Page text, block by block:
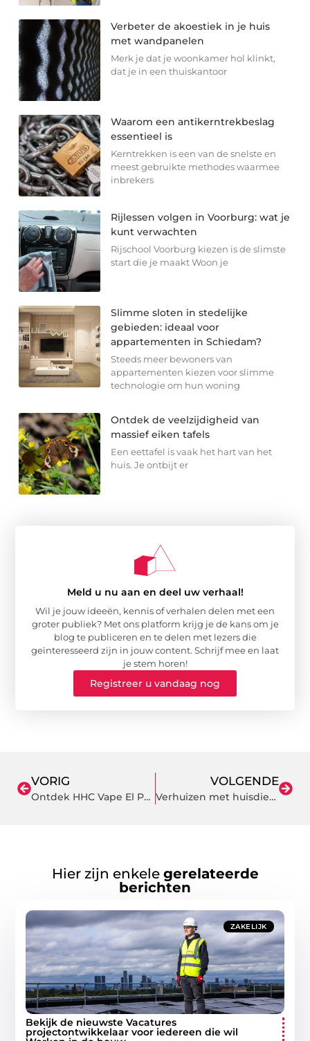
Verbeter de akoestiek in je huis
met wandpanelen
Merk je dat je woonkamer hol klinkt,
dat je in een thuiskantoor
Waarom een antikerntrekbeslag
essentieel is
Kerntrekken is een van de snelste en
meest gebruikte methodes waarmee
inbrekers
Rijlessen volgen in Voorburg: wat je
kunt verwachten
Rijschool Voorburg kiezen is de slimste
start die je maakt Woon je
Slimme sloten in stedelijke
gebieden: ideaal voor
appartementen in Schiedam?
Steeds meer bewoners van
appartementen kiezen voor slimme
technologie om hun woning
Ontdek de veelzijdigheid van
massief eiken tafels
Een eettafel is vaak het hart van het
huis. Je ontbijt er
Meld u nu aan en deel uw verhaal!
Wil je jouw ideeën, kennis of verhalen delen met een
groter publiek? Met ons platform krijg je de kans om je
blog te publiceren en te delen met lezers die
geïnteresseerd zijn in jouw content. Schrijf mee en laat
je stem horen!
Registreer u vandaag nog
VORIG
Ontdek HHC Vape El Patron 95% puur
VOLGENDE
Verhuizen met huisdieren: hoe maak je het gemakkelijk?
Hier zijn enkele gerelateerde
berichten
ZAKELIJK
Bekijk de nieuwste Vacatures
projectontwikkelaar voor iedereen die wil